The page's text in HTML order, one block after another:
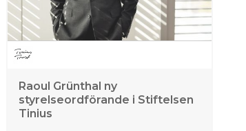
Raoul Grünthal ny
styrelseordförande i Stiftelsen
Tinius